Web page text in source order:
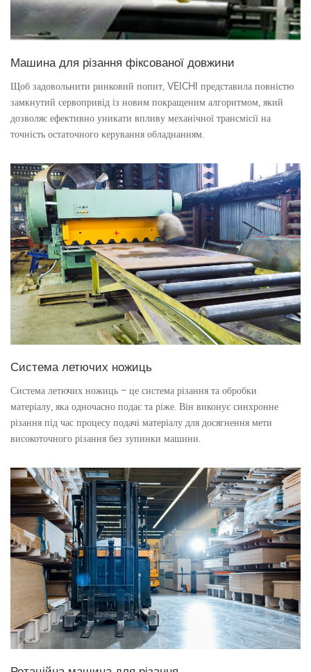
Машина для різання фіксованої довжини
Щоб задовольнити ринковий попит, VEICHI представила повністю
замкнутий сервопривід із новим покращеним алгоритмом, який
дозволяє ефективно уникати впливу механічної трансмісії на
точність остаточного керування обладнанням.
Система летючих ножиць
Система летючих ножиць – це система різання та обробки
матеріалу, яка одночасно подає та ріже. Він виконує синхронне
різання під час процесу подачі матеріалу для досягнення мети
високоточного різання без зупинки машини.